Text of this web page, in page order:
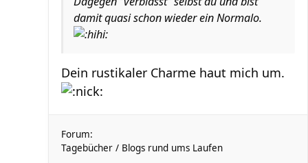
damit quasi schon wieder ein Normalo.
Dein rustikaler Charme haut mich um.
Forum:
Tagebücher / Blogs rund ums Laufen